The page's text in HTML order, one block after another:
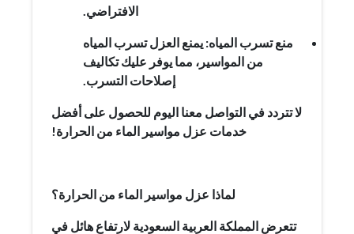
الافتراضي.
منع تسرب المياه: يمنع العزل تسرب المياه
من المواسير، مما يوفر عليك تكاليف
إصلاحات التسرب.
لا تتردد في التواصل معنا اليوم للحصول على أفضل
خدمات عزل مواسير الماء من الحرارة!
لماذا عزل مواسير الماء من الحرارة؟
تتعرض المملكة العربية السعودية لارتفاع هائل في